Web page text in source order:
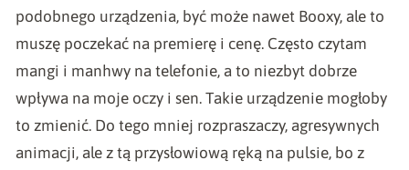
podobnego urządzenia, być może nawet Booxy, ale to
muszę poczekać na premierę i cenę. Często czytam
mangi i manhwy na telefonie, a to niezbyt dobrze
wpływa na moje oczy i sen. Takie urządzenie mogłoby
to zmienić. Do tego mniej rozpraszaczy, agresywnych
animacji, ale z tą przysłowiową ręką na pulsie, bo z